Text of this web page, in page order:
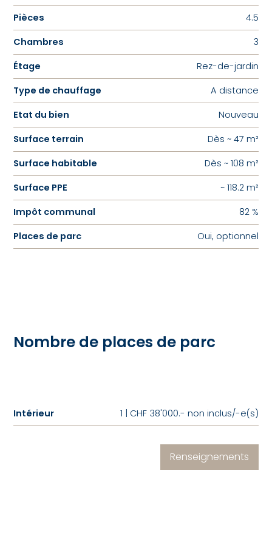
Pièces
4.5
Chambres
3
Étage
Rez-de-jardin
Type de chauffage
A distance
Etat du bien
Nouveau
Surface terrain
Dès ~ 47 m²
Surface habitable
Dès ~ 108 m²
Surface PPE
~ 118.2 m²
Impôt communal
82 %
Places de parc
Oui, optionnel
Nombre de places de parc
Intérieur 1 | CHF 38'000.- non inclus/-e(s)
Renseignements